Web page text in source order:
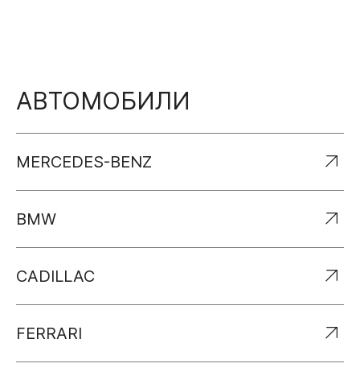
АВТОМОБИЛИ
MERCEDES-BENZ
BMW
CADILLAC
FERRARI